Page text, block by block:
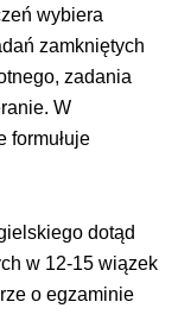
wybiera
zamkniętych
zadania
W
formułuje
dotąd
w 12-15 wiązek
o egzaminie